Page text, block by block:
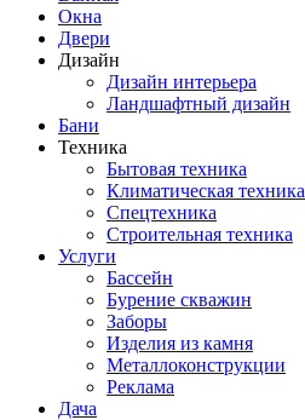
Окна
Двери
Дизайн
Дизайн интерьера
Ландшафтный дизайн
Бани
Техника
Бытовая техника
Климатическая техника
Спецтехника
Строительная техника
Услуги
Бассейн
Бурение скважин
Заборы
Изделия из камня
Металлоконструкции
Реклама
Дача